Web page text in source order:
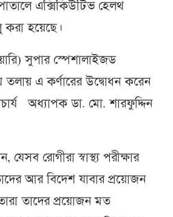
এক্সিকিউটিভ হেলথ
হয়েছে।
সুপার স্পেশালাইজড
তলায় এ কর্ণারের উদ্বোধন করেন
অধ্যাপক ডা. মো. শারফুদ্দিন
যেসব রোগীরা স্বাস্থ্য পরীক্ষার
আর বিদেশ যাবার প্রয়োজন
তাদের প্রয়োজন মত